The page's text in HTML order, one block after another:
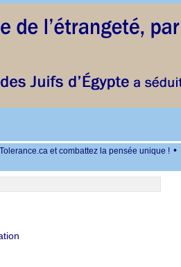
et combattez la pensée unique ! •